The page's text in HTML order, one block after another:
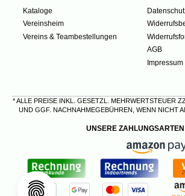
Kataloge
Vereinsheim
Vereins & Teambestellungen
AGB
Impressum
* ALLE PREISE INKL. GESETZL. MEHRWERTSTEUER
UND GGF. NACHNAHMEGEBÜHREN, WENN NICHT
UNSERE ZAHLUNGSARTEN